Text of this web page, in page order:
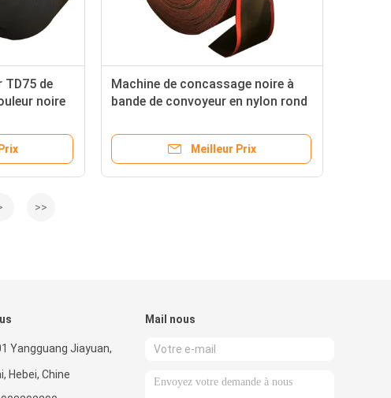
TD75 de
noire
Machine de concassage noire à
bande de convoyeur en nylon rond
OEM/ODM
Meilleur Prix
>>
Yangguang Jiayuan,
Hebei, Chine
Mail nous